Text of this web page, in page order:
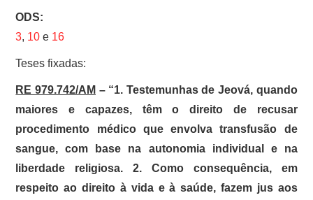
ODS:
3, 10 e 16
Teses fixadas:
RE 979.742/AM – “1. Testemunhas de Jeová, quando
maiores e capazes, têm o direito de recusar
procedimento médico que envolva transfusão de
sangue, com base na autonomia individual e na
liberdade religiosa. 2. Como consequência, em
respeito ao direito à vida e à saúde, fazem jus aos